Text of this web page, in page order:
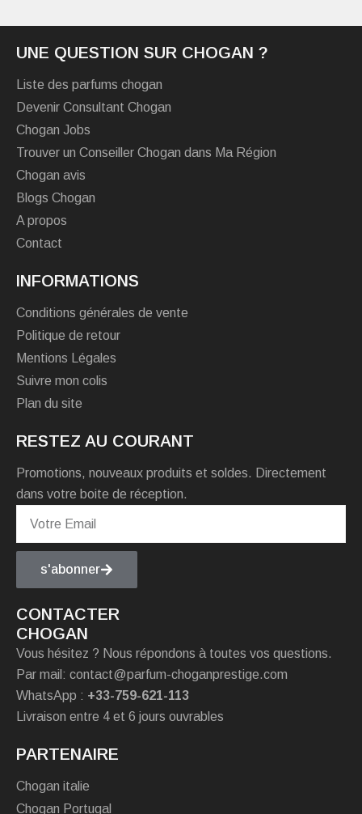
UNE QUESTION SUR CHOGAN ?
Liste des parfums chogan
Devenir Consultant Chogan
Chogan Jobs
Trouver un Conseiller Chogan dans Ma Région
Chogan avis
Blogs Chogan
A propos
Contact
INFORMATIONS
Conditions générales de vente
Politique de retour
Mentions Légales
Suivre mon colis
Plan du site
RESTEZ AU COURANT
Promotions, nouveaux produits et soldes. Directement
dans votre boite de réception.
s'abonner
CONTACTER
CHOGAN
Vous hésitez ? Nous répondons à toutes vos questions.
Par mail: contact@parfum-choganprestige.com
WhatsApp : +33-759-621-113
Livraison entre 4 et 6 jours ouvrables
PARTENAIRE
Chogan italie
Chogan Portugal